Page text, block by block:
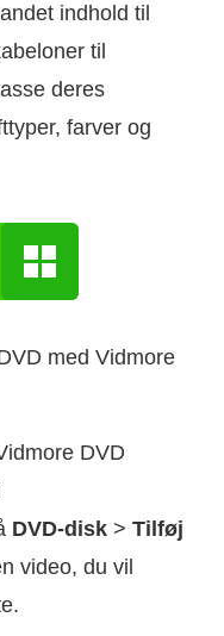
indhold til
til
deres
farver og
med Vidmore
DVD
DVD-disk > Tilføj
video, du vil